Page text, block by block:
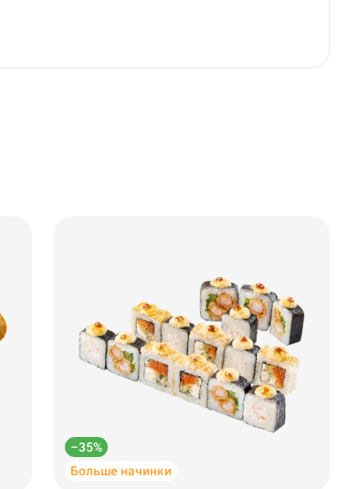
–35%
Больше начинки